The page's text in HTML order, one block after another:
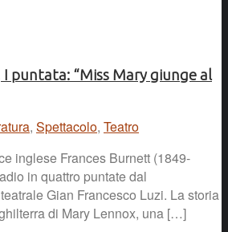
puntata: “Miss Mary giunge al
, Spettacolo, Teatro
inglese Frances Burnett (1849-
in quattro puntate dal
Gian Francesco Luzi. La storia
di Mary Lennox, una […]